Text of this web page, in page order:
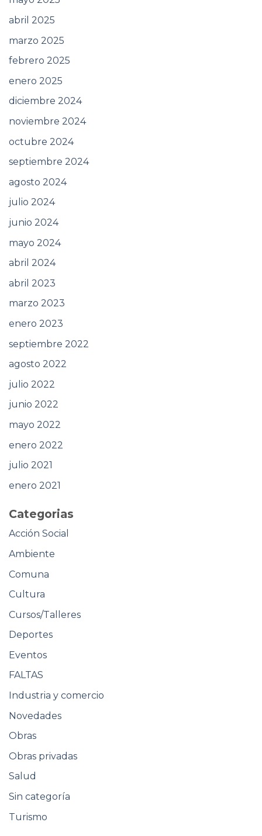
abril 2025
marzo 2025
febrero 2025
enero 2025
diciembre 2024
noviembre 2024
octubre 2024
septiembre 2024
agosto 2024
julio 2024
junio 2024
mayo 2024
abril 2024
abril 2023
marzo 2023
enero 2023
septiembre 2022
agosto 2022
julio 2022
junio 2022
mayo 2022
enero 2022
julio 2021
enero 2021
Categorias
Acción Social
Ambiente
Comuna
Cultura
Cursos/Talleres
Deportes
Eventos
FALTAS
Industria y comercio
Novedades
Obras
Obras privadas
Salud
Sin categoría
Turismo